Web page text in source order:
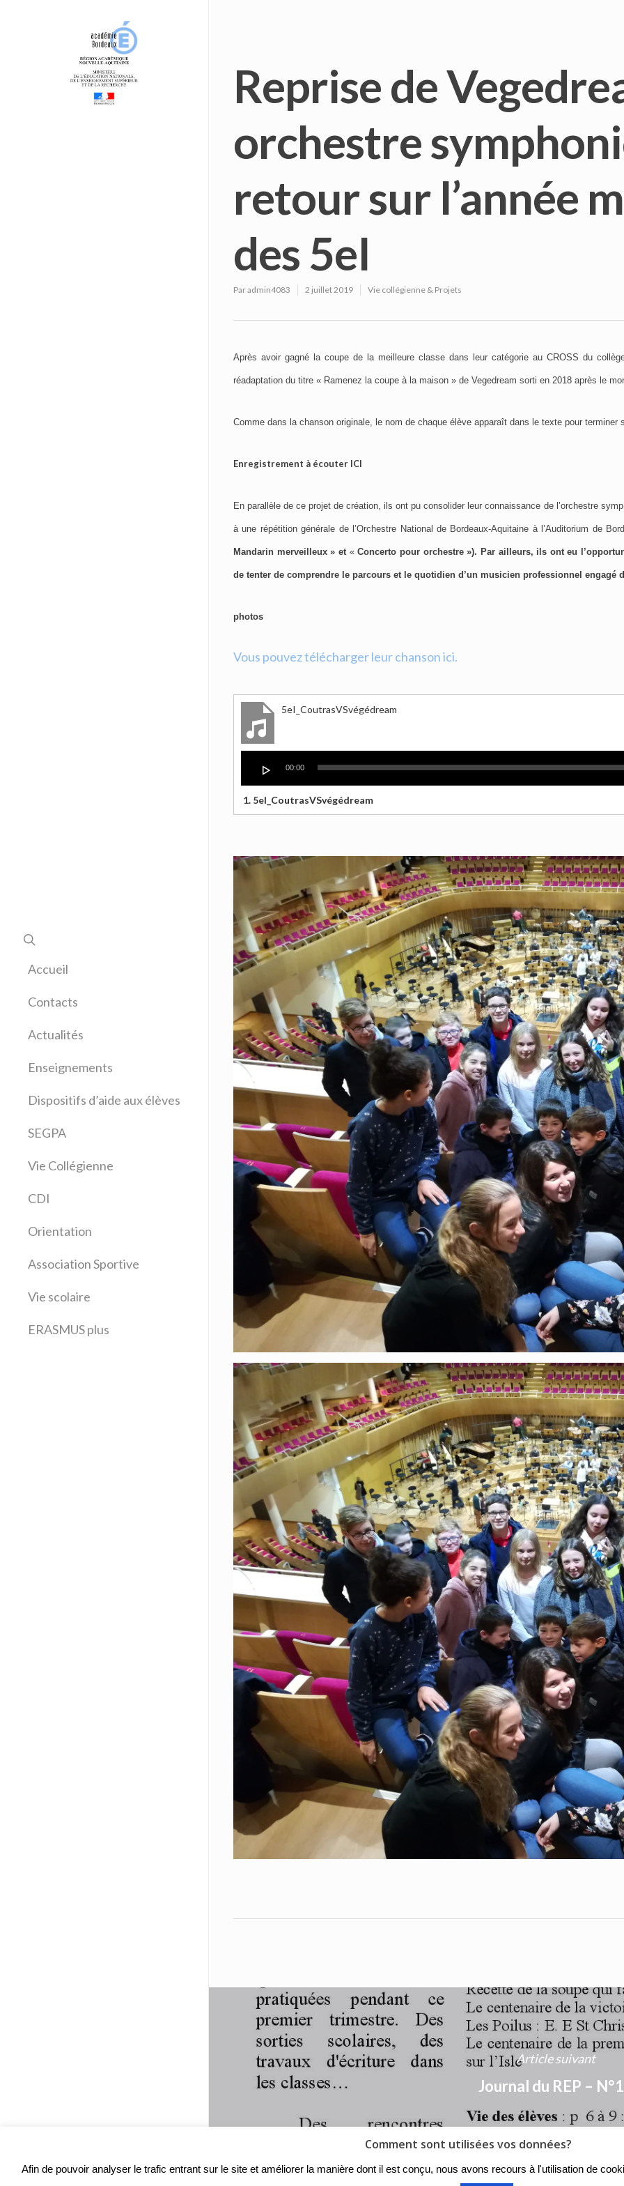
Accueil
Contacts
Actualités
Enseignements
Allemand
Anglais
Arts plastiques
Education musicale
Espagnol
Français
Latin
Sciences physiques
Technologie
Dispositifs d’aide aux élèves
SEGPA
Vie Collégienne
CDI
Orientation
Association Sportive
Vie scolaire
ERASMUS plus
Reprise de
orchestre
retour sur l’année
des 5eI
Paradmin4083 2 juillet 2019 Vie collégienne & Projets
Après avoir gagné la coupe de la meilleure classe dans leur catégorie au CROSS du
réadaptation du titre « Ramenez la coupe à la maison » de Vegedream sorti en 2018 après le
Comme dans la chanson originale, le nom de chaque élève apparaît dans le texte pour
Enregistrement à écouter ICI
En parallèle de ce projet de création, ils ont pu consolider leur connaissance de l’orchestre
à une répétition générale de l’Orchestre National de Bordeaux-Aquitaine à l’Auditorium de
Mandarin merveilleux » et «Concerto pour orchestre »). Par ailleurs, ils ont eu
de tenter de comprendre le parcours et le quotidien d’un musicien professionnel engagé
photos
Vous pouvez télécharger leur chanson ici.
5eI_CoutrasVSvégédream
audio
00:00
1. 5eI_CoutrasVSvégédream
Article suivant
Journal du REP –
Comment sont utilisées vos données?
Afin de pouvoir analyser le trafic entrant sur le site et améliorer la manière dont il est conçu, nous avons recours à l'utilisation de